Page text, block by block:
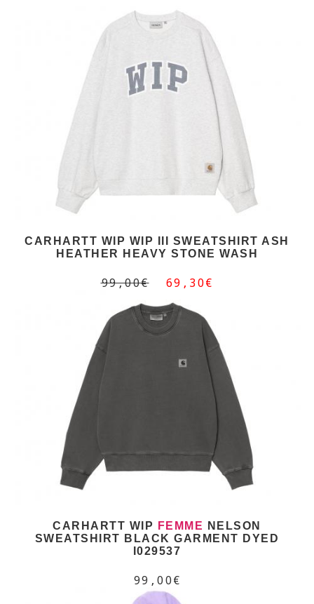
CARHARTT WIP WIP III SWEATSHIRT ASH
HEATHER HEAVY STONE WASH
99,00€ 69,30€
CARHARTT WIP FEMME
NELSON
SWEATSHIRT BLACK GARMENT DYED
I029537
99,00€